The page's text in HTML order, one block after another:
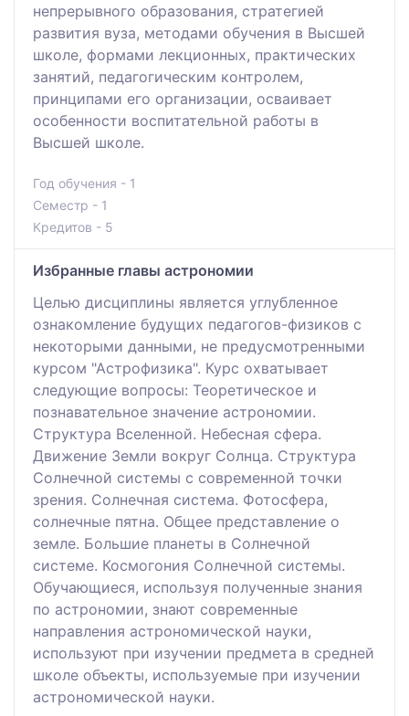
непрерывного образования, стратегией
развития вуза, методами обучения в Высшей
школе, формами лекционных, практических
занятий, педагогическим контролем,
принципами его организации, осваивает
особенности воспитательной работы в
Высшей школе.
Год обучения - 1
Семестр - 1
Кредитов - 5
Избранные главы астрономии
Целью дисциплины является углубленное
ознакомление будущих педагогов-физиков с
некоторыми данными, не предусмотренными
курсом "Астрофизика". Курс охватывает
следующие вопросы: Теоретическое и
познавательное значение астрономии.
Структура Вселенной. Небесная сфера.
Движение Земли вокруг Солнца. Структура
Солнечной системы с современной точки
зрения. Солнечная система. Фотосфера,
солнечные пятна. Общее представление о
земле. Большие планеты в Солнечной
системе. Космогония Солнечной системы.
Обучающиеся, используя полученные знания
по астрономии, знают современные
направления астрономической науки,
используют при изучении предмета в средней
школе объекты, используемые при изучении
астрономической науки.